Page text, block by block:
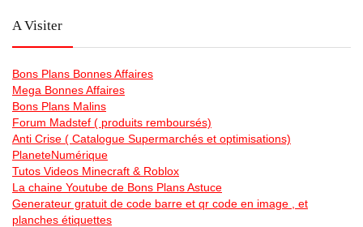
A Visiter
Bons Plans Bonnes Affaires
Mega Bonnes Affaires
Bons Plans Malins
Forum Madstef ( produits remboursés)
Anti Crise ( Catalogue Supermarchés et optimisations)
PlaneteNumérique
Tutos Videos Minecraft & Roblox
La chaine Youtube de Bons Plans Astuce
Generateur gratuit de code barre et qr code en image , et
planches étiquettes